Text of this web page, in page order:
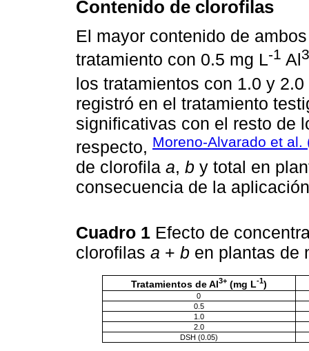
Contenido de clorofilas
El mayor contenido de
tratamiento con 0.5 mg L-1 Al
los tratamientos con 1.0 y 2.0
registró en el tratamiento
significativas con el resto de
respecto, Moreno-Alvarado et al.
de clorofila a, b y total en
consecuencia de la
Cuadro 1 Efecto de
clorofilas a + b en plantas de
Tratamientos de Al3+(mg L-1)
0
0.5
1.0
2.0
DSH (0.05)